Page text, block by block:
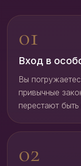
Вход в
Вы
привычные
перестают